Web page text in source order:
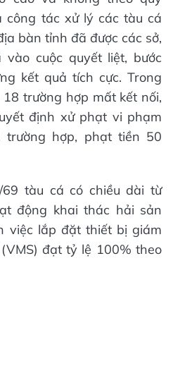
công tác xử lý các tàu cá
bàn tỉnh đã được các sở,
vào cuộc quyết liệt, bước
kết quả tích cực. Trong
trường hợp mất kết nối,
định xử phạt vi phạm
hợp, phạt tiền 50
tàu cá có chiều dài từ
động khai thác hải sản
việc lắp đặt thiết bị giám
đạt tỷ lệ 100% theo